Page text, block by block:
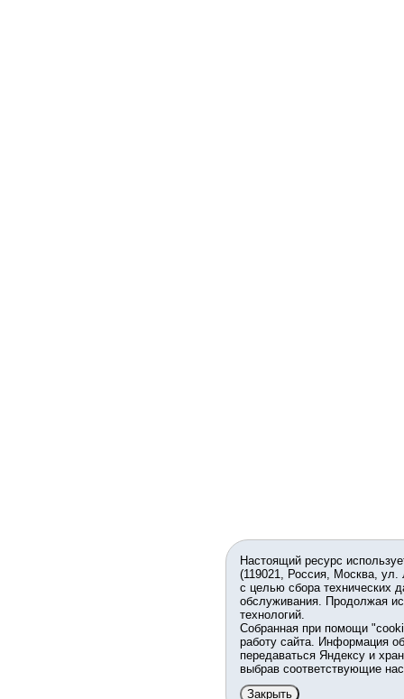
Настоящий ресурс
(119021, Россия, Москва,
с целью сбора технических
обслуживания. Продолжая
технологий.
Собранная при помощи
работу сайта. Информация
передаваться Яндексу и
выбрав соответствующие
Закрыть